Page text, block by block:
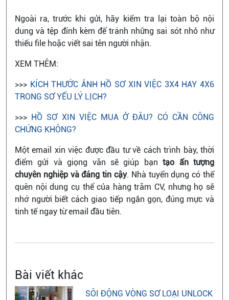
Ngoài ra, trước khi gửi, hãy kiểm tra lại toàn bộ nội
dung và tệp đính kèm để tránh những sai sót nhỏ như
thiếu file hoặc viết sai tên người nhận.
XEM THÊM:
>>> KÍCH THƯỚC ẢNH HỒ SƠ XIN VIỆC 3X4 HAY 4X6
TRONG SƠ YẾU LÝ LỊCH?
>>> HỒ SƠ XIN VIỆC MUA Ở ĐÂU? CÓ CẦN CÔNG
CHỨNG KHÔNG?
Một email xin việc được đầu tư về cách trình bày, thời
điểm gửi và giọng văn sẽ giúp bạntạo ấn tượng
chuyên nghiệp và đáng tin cậy. Nhà tuyển dụng có thể
quên nội dung cụ thể của hàng trăm CV, nhưng họ sẽ
nhớ người biết cách giao tiếp ngắn gọn, đúng mực và
tinh tế ngay từ email đầu tiên.
Bài viết khác
SÔI ĐỘNG VÒNG SƠ LOẠI UNLOCK